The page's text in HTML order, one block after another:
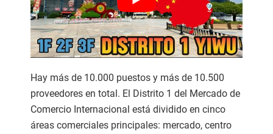
Hay más de 10.000 puestos y más de 10.500
proveedores en total. El Distrito 1 del Mercado de
Comercio Internacional está dividido en cinco
áreas comerciales principales: mercado, centro